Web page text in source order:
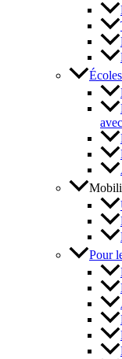
Pour